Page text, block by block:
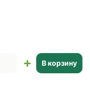
В корзину